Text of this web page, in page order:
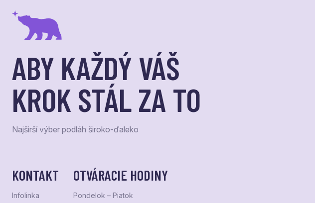
ABY KAŽDÝ VÁŠ
KROK STÁL ZA TO
Najširší výber podláh široko-ďaleko
KONTAKT
Infolinka
OTVÁRACIE HODINY
Pondelok – Piatok